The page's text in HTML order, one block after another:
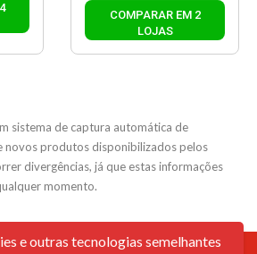
COMPARAR EM 2
LOJAS
sistema de captura automática de
novos produtos disponibilizados pelos
divergências, já que estas informações
momento.
e outras tecnologias semelhantes